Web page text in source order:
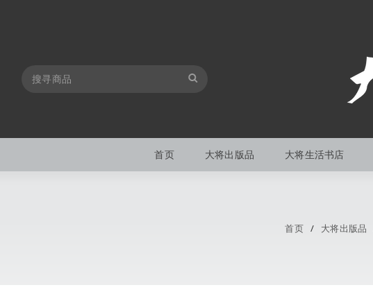
首页 大将出版品 大将生活书店
首页 / 大将出版品